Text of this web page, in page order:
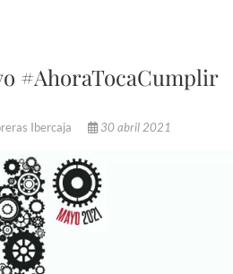
#AhoraTocaCumplir
Ibercaja 30 abril 2021